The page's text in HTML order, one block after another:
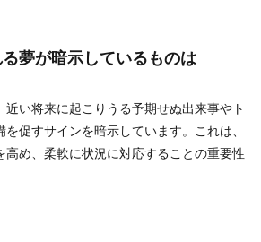
夢が暗示しているものは
近い将来に起こりうる予期せぬ出来事やト
促すサインを暗示しています。これは、
高め、柔軟に状況に対応することの重要性